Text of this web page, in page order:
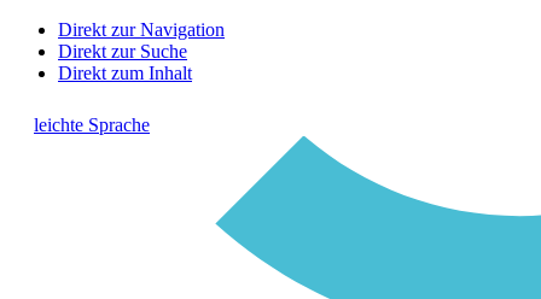
Direkt zur Navigation
Direkt zur Suche
Direkt zum Inhalt
leichte Sprache